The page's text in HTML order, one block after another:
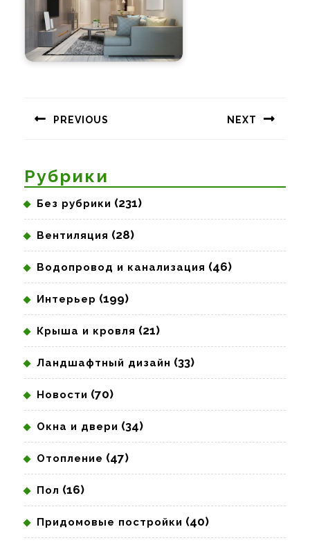
записям
PREVIOUS NEXT
Рубрики
Без рубрики (231)
Вентиляция (28)
Водопровод и канализация (46)
Интерьер (199)
Крыша и кровля (21)
Ландшафтный дизайн (33)
Новости (70)
Окна и двери (34)
Отопление (47)
Пол (16)
Придомовые постройки (40)